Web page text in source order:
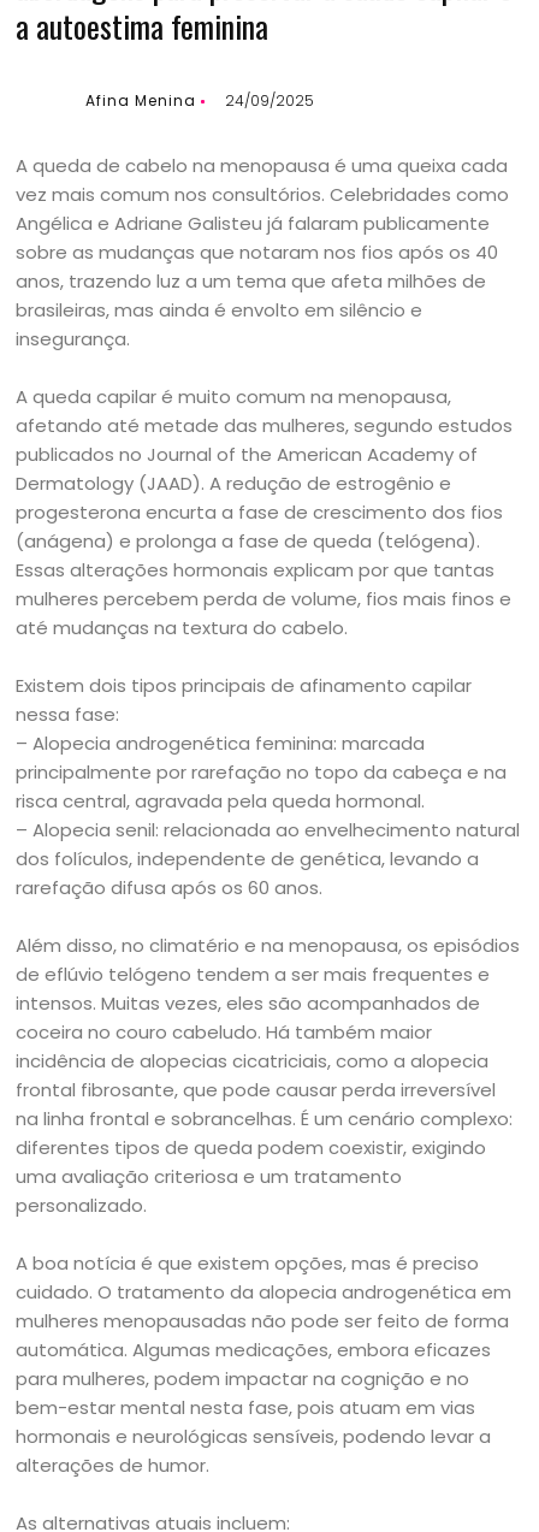
a autoestima feminina
Afina Menina 24/09/2025
A queda de cabelo na menopausa é uma queixa cada
vez mais comum nos consultórios. Celebridades como
Angélica e Adriane Galisteu já falaram publicamente
sobre as mudanças que notaram nos fios após os 40
anos, trazendo luz a um tema que afeta milhões de
brasileiras, mas ainda é envolto em silêncio e
insegurança.
A queda capilar é muito comum na menopausa,
afetando até metade das mulheres, segundo estudos
publicados no Journal of the American Academy of
Dermatology (JAAD). A redução de estrogênio e
progesterona encurta a fase de crescimento dos fios
(anágena) e prolonga a fase de queda (telógena).
Essas alterações hormonais explicam por que tantas
mulheres percebem perda de volume, fios mais finos e
até mudanças na textura do cabelo.
Existem dois tipos principais de afinamento capilar
nessa fase:
– Alopecia androgenética feminina: marcada
principalmente por rarefação no topo da cabeça e na
risca central, agravada pela queda hormonal.
– Alopecia senil: relacionada ao envelhecimento natural
dos folículos, independente de genética, levando a
rarefação difusa após os 60 anos.
Além disso, no climatério e na menopausa, os episódios
de eflúvio telógeno tendem a ser mais frequentes e
intensos. Muitas vezes, eles são acompanhados de
coceira no couro cabeludo. Há também maior
incidência de alopecias cicatriciais, como a alopecia
frontal fibrosante, que pode causar perda irreversível
na linha frontal e sobrancelhas. É um cenário complexo:
diferentes tipos de queda podem coexistir, exigindo
uma avaliação criteriosa e um tratamento
personalizado.
A boa notícia é que existem opções, mas é preciso
cuidado. O tratamento da alopecia androgenética em
mulheres menopausadas não pode ser feito de forma
automática. Algumas medicações, embora eficazes
para mulheres, podem impactar na cognição e no
bem-estar mental nesta fase, pois atuam em vias
hormonais e neurológicas sensíveis, podendo levar a
alterações de humor.
As alternativas atuais incluem: